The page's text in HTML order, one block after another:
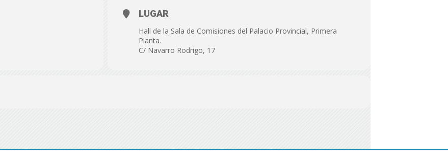
LUGAR
Hall de la Sala de Comisiones del Palacio Provincial, Primera
Planta.
C/ Navarro Rodrigo, 17